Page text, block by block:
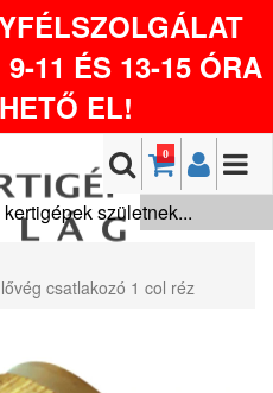
11 ÉS 13-15 ÓRA
EL!
0
születnek...
csatlakozó 1 col réz